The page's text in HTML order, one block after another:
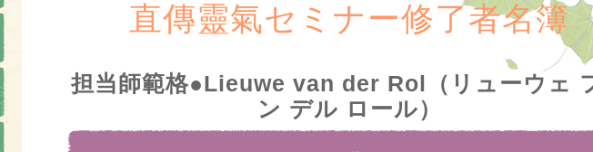
直傳靈氣セミナー修了者名簿
担当師範格●Lieuwe van der Rol（リューウェ
ン デル ロール）